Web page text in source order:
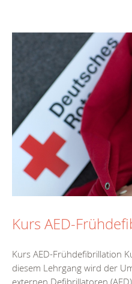
Kurs AED-
Kurs AED-Frühdefibrillation
diesem Lehrgang wird der